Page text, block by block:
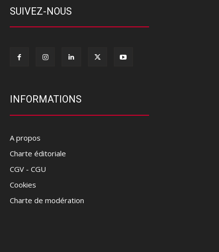
SUIVEZ-NOUS
INFORMATIONS
A propos
Charte éditoriale
CGV - CGU
Cookies
Charte de modération